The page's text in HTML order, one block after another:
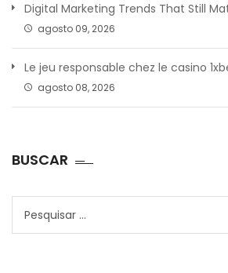
Digital Marketing Trends That Still
agosto 09, 2026
Le jeu responsable chez le casino
agosto 08, 2026
BUSCAR